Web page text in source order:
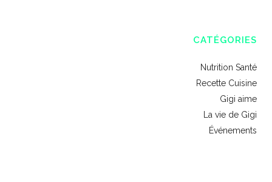
CATÉGORIES
Nutrition Santé
Recette Cuisine
Gigi aime
La vie de Gigi
Événements